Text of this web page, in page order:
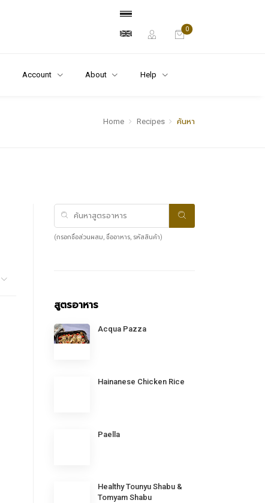
0
Account About Help
Home Recipes ค้นหา
(กรอกชื่อส่วนผสม, ชื่ออาหาร, รหัสสินค้า)
สูตรอาหาร
Acqua Pazza
Hainanese Chicken Rice
Paella
Healthy Tounyu Shabu &
Tomyam Shabu